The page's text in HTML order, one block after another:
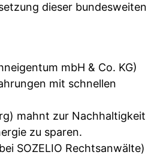
dieser bundesweiten
mbH & Co. KG)
mit schnellen
mahnt zur Nachhaltigkeit
zu sparen.
SOZELIO Rechtsanwälte)